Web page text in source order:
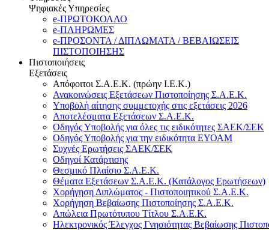
Ψηφιακές Υπηρεσίες
e-ΠΡΩΤΟΚΟΛΛΟ
e-ΠΛΗΡΩΜΕΣ
e-ΠΡΟΣΟΝΤΑ / ΔΙΠΛΩΜΑΤΑ / ΒΕΒΑΙΩΣΕΙΣ
ΠΙΣΤΟΠΟΙΗΣΗΣ
Πιστοποιήσεις
Εξετάσεις
Απόφοιτοι Σ.Α.Ε.Κ. (πρώην Ι.Ε.Κ.)
Ανακοινώσεις Εξετάσεων Πιστοποίησης Σ.Α.Ε.Κ.
Υποβολή αίτησης συμμετοχής στις εξετάσεις 2026
Αποτελέσματα Εξετάσεων Σ.Α.Ε.Κ.
Οδηγός Υποβολής για όλες τις ειδικότητες ΣΑΕΚ/ΣΕΚ
Οδηγός Υποβολής για την ειδικότητα ΕΥΟΑΜ
Συχνές Ερωτήσεις ΣΑΕΚ/ΣΕΚ
Οδηγοί Κατάρτισης
Θεσμικό Πλαίσιο Σ.Α.Ε.Κ.
Θέματα Εξετάσεων Σ.Α.Ε.Κ. (Κατάλογος Ερωτήσεων)
Χορήγηση Διπλώματος - Πιστοποιητικού Σ.Α.Ε.Κ.
Χορήγηση Βεβαίωσης Πιστοποίησης Σ.Α.Ε.Κ.
Απώλεια Πρωτότυπου Τίτλου Σ.Α.Ε.Κ.
Ηλεκτρονικός Έλεγχος Γνησιότητας Βεβαίωσης